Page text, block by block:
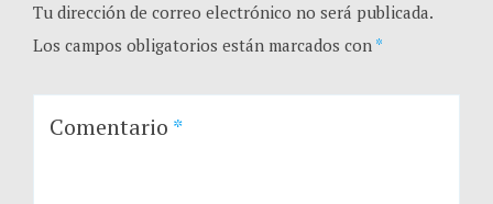
Tu dirección de correo electrónico no será publicada.
Los campos obligatorios están marcados con *
Comentario *